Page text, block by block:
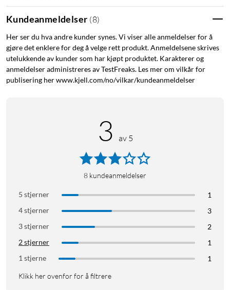
Kundeanmeldelser (8)
Her ser du hva andre kunder synes. Vi viser alle anmeldelser for å
gjøre det enklere for deg å velge rett produkt. Anmeldelsene skrives
utelukkende av kunder som har kjøpt produktet. Karakterer og
anmeldelser administreres av TestFreaks. Les mer om vilkår for
publisering her www.kjell.com/no/vilkar/kundeanmeldelser
3 av 5
8 kundeanmeldelser
5 stjerner
1
4 stjerner
3
3 stjerner
2
2 stjerner
1
1 stjerne
1
Klikk her ovenfor for å filtrere